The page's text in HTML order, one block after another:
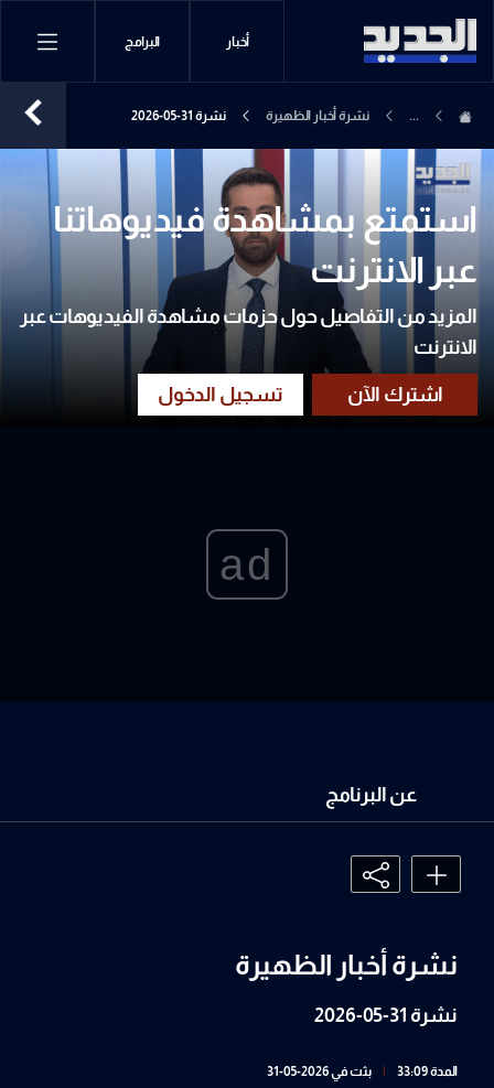
أخبار البرامج
... نشرة أخبار الظهيرة نشرة 31-05-2026
استمتع بمشاهدة فيديوهاتنا
عبر الانترنت
المزيد من التفاصيل حول حزمات مشاهدة الفيديوهات عبر
الانترنت
ad
عن البرنامج
نشرة أخبار الظهيرة
نشرة 31-05-2026
المدة 33:09 بثت في 2026-05-31